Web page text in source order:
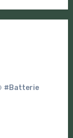
#Batterie